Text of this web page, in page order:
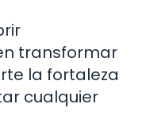
transformar
la fortaleza
cualquier